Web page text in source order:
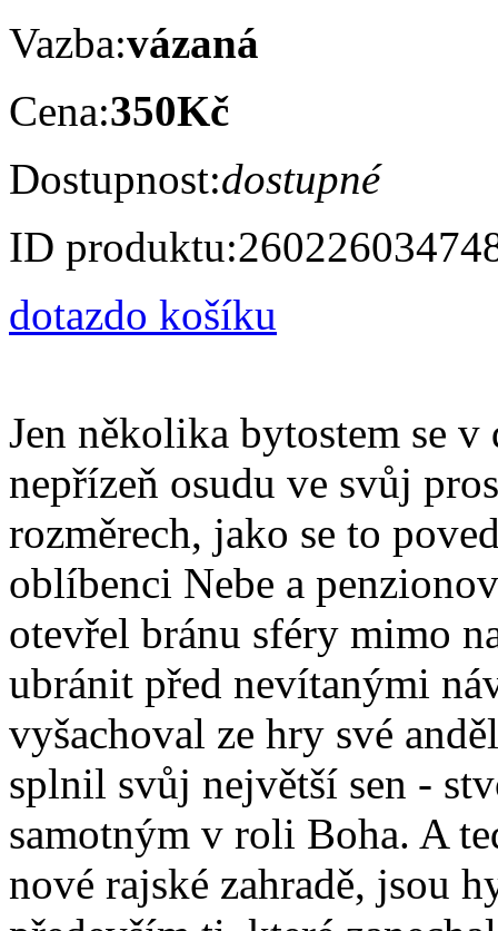
Vazba:vázaná
Cena:350Kč
Dostupnost:dostupné
ID produktu:
dotazdo košíku
Jen několika bytostem se
nepřízeň osudu ve svůj
rozměrech, jako se to
oblíbenci Nebe a
otevřel bránu sféry mimo
ubránit před nevítanými
vyšachoval ze hry své
splnil svůj největší sen -
samotným v roli Boha. A
nové rajské zahradě, jsou